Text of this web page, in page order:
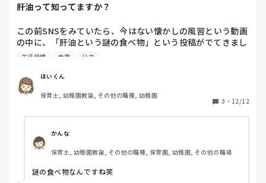
態)
他の子たちは不思議と自分から横になって入眠しているようで
す。
「抱っこしないで寝かすように」、というのは、「抱っこ癖が
は、午睡の時間になる度に大泣きする子どもがいて、その子が
まずは安心して自分から寝るようになるまで、膝の上に乗せた
りして寝かしつけてました(^^;泣く子も少なかったからそれが
出来たということもあるとは思いますが、人が足りなかったり
いですね( ˙ ˙ *)
肝油って知ってますか？
この前SNSをみていたら、今はない懐かしの風習という動画
の中に、「肝油という謎の食べ物」という投稿がでてきまし
た。
今はない・・・と言われましたが、うちの園では今もありま
す（笑）
いたことがありますが、現代は栄養不足どころか栄養過多で
まだ肝油食べてる園ってありますか？？
前は食べてたけど今はないよーと言う方は、廃止になった経
生活習慣 食育 公立
ほいくん
保育士, 幼稚園教諭, その他の職種, 幼稚園
3 ・ 12/12
かんな
保育士, 幼稚園教諭, その他の職種, 保育園, 幼稚園, その他の職場
謎の食べ物なんですね笑